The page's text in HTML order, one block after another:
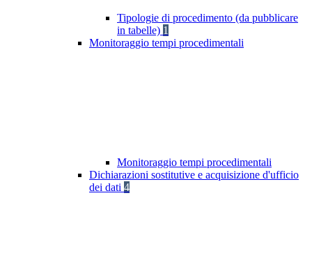
Tipologie di procedimento (da pubblicare
in tabelle) 1
Monitoraggio tempi procedimentali
Monitoraggio tempi procedimentali
Dichiarazioni sostitutive e acquisizione d'ufficio
dei dati 4